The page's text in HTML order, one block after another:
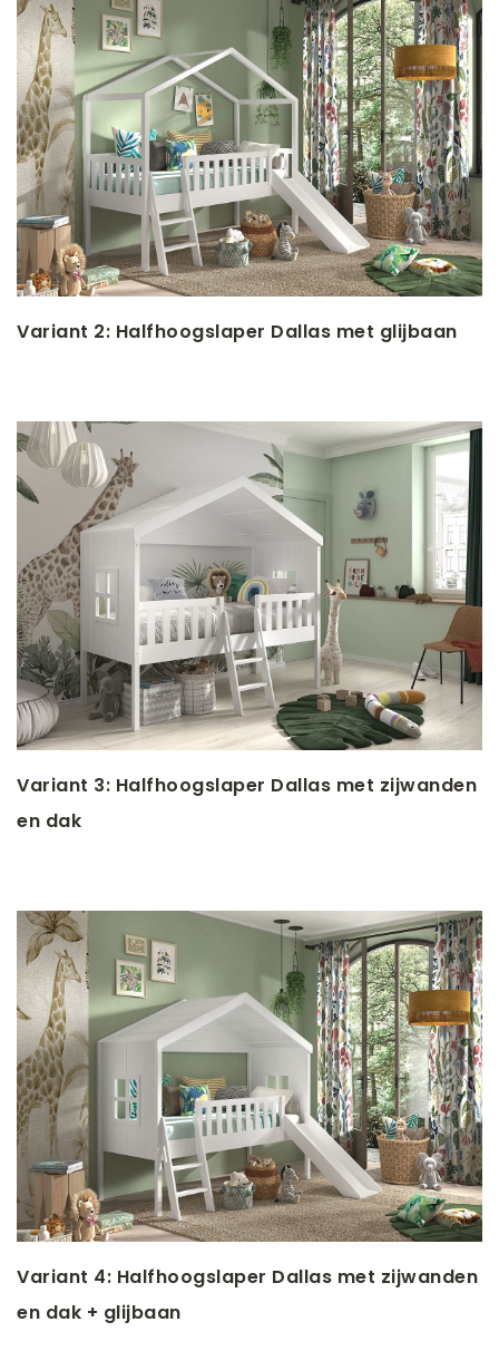
Variant 2: Halfhoogslaper Dallas met glijbaan
Variant 3: Halfhoogslaper Dallas met zijwanden
en dak
Variant 4: Halfhoogslaper Dallas met zijwanden
en dak + glijbaan